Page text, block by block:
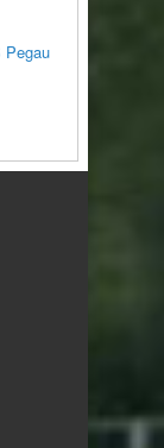
Pegau